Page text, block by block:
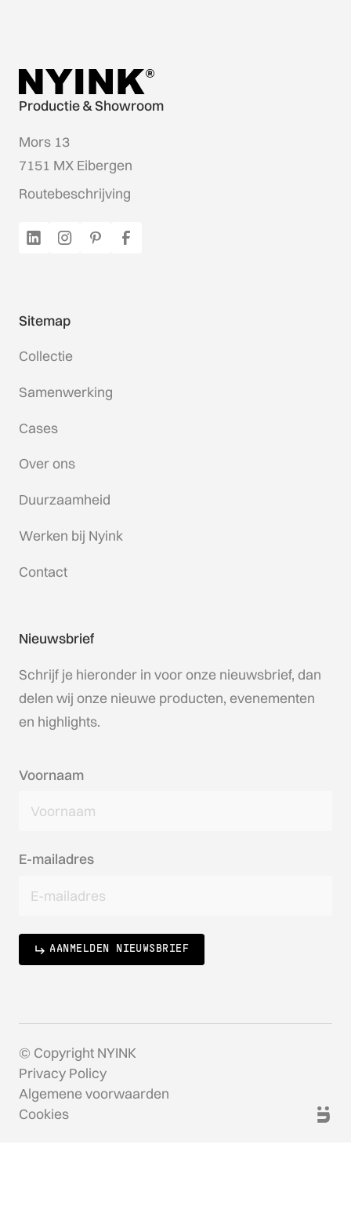
Productie & Showroom
Mors 13
7151 MX Eibergen
Routebeschrijving
Sitemap
Collectie
Samenwerking
Cases
Over ons
Duurzaamheid
Werken bij Nyink
Contact
Nieuwsbrief
Schrijf je hieronder in voor onze nieuwsbrief, dan
delen wij onze nieuwe producten, evenementen
en highlights.
Voornaam
E-mailadres
AANMELDEN NIEUWSBRIEF
© Copyright NYINK
Privacy Policy
Algemene voorwaarden
Cookies